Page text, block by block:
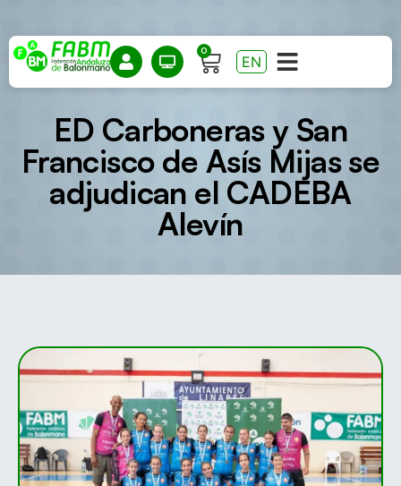
0
EN
ED Carboneras y San
Francisco de Asís Mijas se
adjudican el CADEBA
Alevín